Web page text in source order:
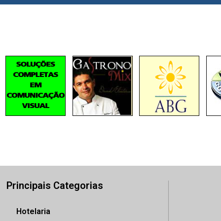
Principais Categorias
Hotelaria